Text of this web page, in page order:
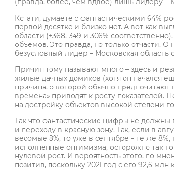
(правда, более, чем вдвое) лишь лидеру –
Кстати, думаете с фантастическими 64%
первой десятке и близко нет. А вот как
области (+368, 349 и 306%
объёмов. Это правда, но только отчасти.
безусловный лидер – Московская область
Причин тому называют много – здесь и
жилые дачных домиков (хотя он начался
причина, о которой обычно предпочитают
времена» приводят к росту показателей.
на достройку объектов высокой степени
Так что фантастические цифры не
и переходу в красную зону. Так, если в
весомые 8%, то уже в сентябре – те же
исполненные оптимизма, осторожно так
нулевой рост. И вероятность этого, по
позитив, поскольку 2021 год с его 92,6